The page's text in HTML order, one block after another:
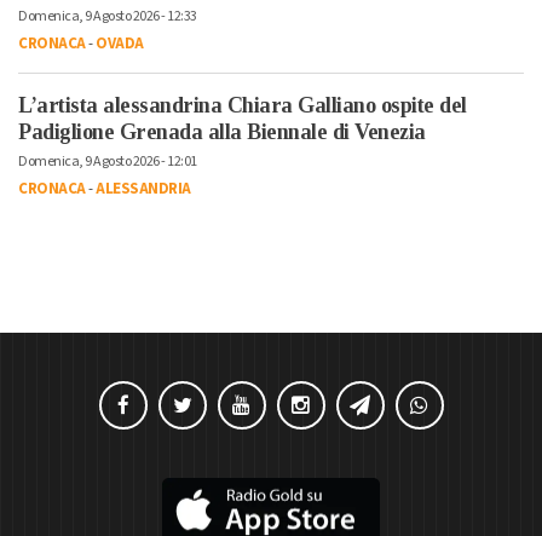
Domenica, 9 Agosto 2026 - 12:33
CRONACA-OVADA
L’artista alessandrina Chiara Galliano ospite del
Padiglione Grenada alla Biennale di Venezia
Domenica, 9 Agosto 2026 - 12:01
CRONACA-ALESSANDRIA